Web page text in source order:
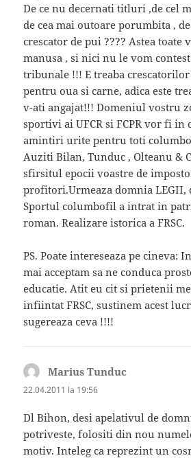
De ce nu decernati titluri ,de cel
de cea mai outoare porumbita ,
crescator de pui ???? Astea toate
manusa , si nici nu le vom
tribunale !!! E treaba
pentru oua si carne, adica este
v-ati angajat!!! Domeniul vostru
sportivi ai UFCR si FCPR vor fi in
amintiri urite pentru toti
Auziti Bilan, Tunduc , Olteanu &
sfirsitul epocii voastre de
profitori.Urmeaza domnia LEGII,
Sportul columbofil a intrat in
roman. Realizare istorica a FRSC.
PS. Poate intereseaza pe cineva:
mai acceptam sa ne conduca
educatie. Atit eu cit si prietenii
infiintat FRSC, sustinem acest
sugereaza ceva !!!!
Marius Tunduc
22.04.2011 la 19:56
Dl Bihon, desi apelativul de
potriveste, folositi din nou
motiv. Inteleg ca reprezint un